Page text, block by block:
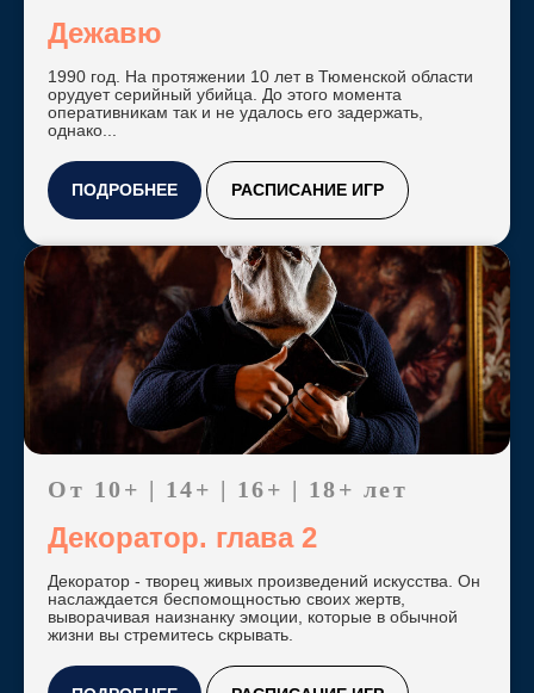
Дежавю
1990 год. На протяжении 10 лет в Тюменской области
орудует серийный убийца. До этого момента
оперативникам так и не удалось его задержать,
однако...
ПОДРОБНЕЕ РАСПИСАНИЕ ИГР
От 10+ | 14+ | 16+ | 18+ лет
Декоратор. глава 2
Декоратор - творец живых произведений искусства. Он
наслаждается беспомощностью своих жертв,
выворачивая наизнанку эмоции, которые в обычной
жизни вы стремитесь скрывать.
Играйте в любое
время дня и даже
ночью!
Пройдите короткий
опрос, и мы
подберем квесты по
вашим критериям
Пройти опрос